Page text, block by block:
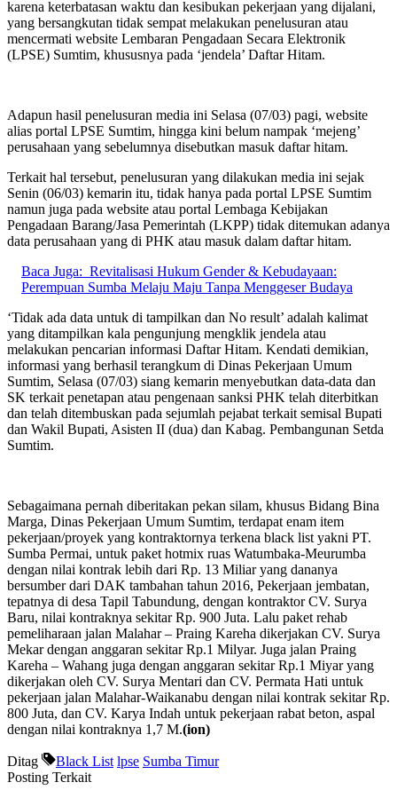
karena keterbatasan waktu dan kesibukan pekerjaan yang dijalani,
yang bersangkutan tidak sempat melakukan penelusuran atau
mencermati website Lembaran Pengadaan Secara Elektronik
(LPSE) Sumtim, khususnya pada ‘jendela’ Daftar Hitam.
Adapun hasil penelusuran media ini Selasa (07/03) pagi, website
alias portal LPSE Sumtim, hingga kini belum nampak ‘mejeng’
perusahaan yang sebelumnya disebutkan masuk daftar hitam.
Terkait hal tersebut, penelusuran yang dilakukan media ini sejak
Senin (06/03) kemarin itu, tidak hanya pada portal LPSE Sumtim
namun juga pada website atau portal Lembaga Kebijakan
Pengadaan Barang/Jasa Pemerintah (LKPP) tidak ditemukan adanya
data perusahaan yang di PHK atau masuk dalam daftar hitam.
Baca Juga: Revitalisasi Hukum Gender & Kebudayaan:
Perempuan Sumba Melaju Maju Tanpa Menggeser Budaya
‘Tidak ada data untuk di tampilkan dan No result’ adalah kalimat
yang ditampilkan kala pengunjung mengklik jendela atau
melakukan pencarian informasi Daftar Hitam. Kendati demikian,
informasi yang berhasil terangkum di Dinas Pekerjaan Umum
Sumtim, Selasa (07/03) siang kemarin menyebutkan data-data dan
SK terkait penetapan atau pengenaan sanksi PHK telah diterbitkan
dan telah ditembuskan pada sejumlah pejabat terkait semisal Bupati
dan Wakil Bupati, Asisten II (dua) dan Kabag. Pembangunan Setda
Sumtim.
Sebagaimana pernah diberitakan pekan silam, khusus Bidang Bina
Marga, Dinas Pekerjaan Umum Sumtim, terdapat enam item
pekerjaan/proyek yang kontraktornya terkena black list yakni PT.
Sumba Permai, untuk paket hotmix ruas Watumbaka-Meurumba
dengan nilai kontrak lebih dari Rp. 13 Miliar yang dananya
bersumber dari DAK tambahan tahun 2016, Pekerjaan jembatan,
tepatnya di desa Tapil Tabundung, dengan kontraktor CV. Surya
Baru, nilai kontraknya sekitar Rp. 900 Juta. Lalu paket rehab
pemeliharaan jalan Malahar – Praing Kareha dikerjakan CV. Surya
Mekar dengan anggaran sekitar Rp.1 Milyar. Juga jalan Praing
Kareha – Wahang juga dengan anggaran sekitar Rp.1 Miyar yang
dikerjakan oleh CV. Surya Mentari dan CV. Permata Hati untuk
pekerjaan jalan Malahar-Waikanabu dengan nilai kontrak sekitar Rp.
800 Juta, dan CV. Karya Indah untuk pekerjaan rabat beton, aspal
dengan nilai kontraknya 1,7 M.(ion)
Ditag Black List lpse Sumba Timur
Posting Terkait